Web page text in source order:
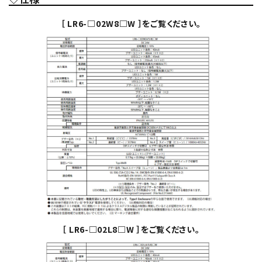
［ LR6-□02W8□W ］をご覧ください。
［ LR6-□02L8□W ］をご覧ください。